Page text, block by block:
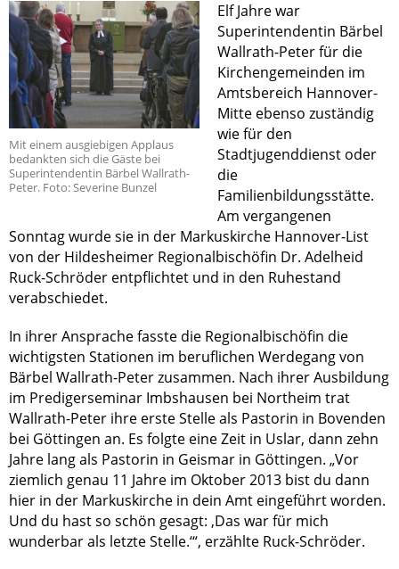
Mit einem ausgiebigen Applaus
bedankten sich die Gäste bei
Superintendentin Bärbel Wallrath-
Peter. Foto: Severine Bunzel
Elf Jahre war
Superintendentin Bärbel
Wallrath-Peter für die
Kirchengemeinden im
Amtsbereich Hannover-
Mitte ebenso zuständig
wie für den
Stadtjugenddienst oder
die
Familienbildungsstätte.
Am vergangenen
Sonntag wurde sie in der Markuskirche Hannover-List
von der Hildesheimer Regionalbischöfin Dr. Adelheid
Ruck-Schröder entpflichtet und in den Ruhestand
verabschiedet.
In ihrer Ansprache fasste die Regionalbischöfin die
wichtigsten Stationen im beruflichen Werdegang von
Bärbel Wallrath-Peter zusammen. Nach ihrer Ausbildung
im Predigerseminar Imbshausen bei Northeim trat
Wallrath-Peter ihre erste Stelle als Pastorin in Bovenden
bei Göttingen an. Es folgte eine Zeit in Uslar, dann zehn
Jahre lang als Pastorin in Geismar in Göttingen. „Vor
ziemlich genau 11 Jahre im Oktober 2013 bist du dann
hier in der Markuskirche in dein Amt eingeführt worden.
Und du hast so schön gesagt: ‚Das war für mich
wunderbar als letzte Stelle.‘“, erzählte Ruck-Schröder.